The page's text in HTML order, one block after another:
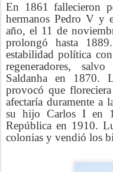
En 1861 fallecieron
hermanos Pedro V y
año, el 11 de
prolongó hasta
estabilidad política
regeneradores,
Saldanha en 1870.
provocó que
afectaría duramente a
su hijo Carlos I en
República en 1910.
colonias y vendió los